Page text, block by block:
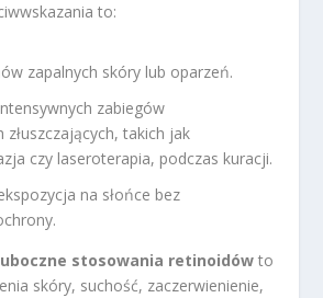
to:
zapalnych skóry lub oparzeń.
zabiegów
złuszczających, takich jak
czy laseroterapia, podczas kuracji.
na słońce bez
stosowania retinoidów to
skóry, suchość, zaczerwienienie,